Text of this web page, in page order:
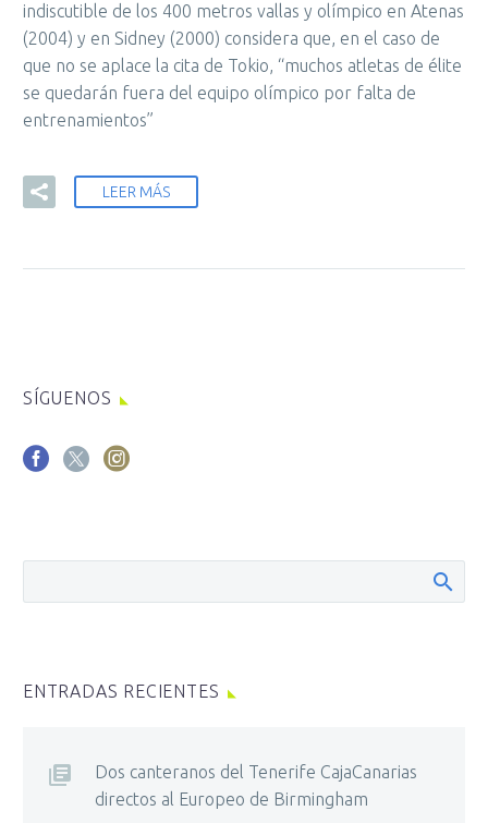
indiscutible de los 400 metros vallas y olímpico en Atenas
(2004) y en Sidney (2000) considera que, en el caso de
que no se aplace la cita de Tokio, “muchos atletas de élite
se quedarán fuera del equipo olímpico por falta de
entrenamientos”
LEER MÁS
SÍGUENOS
ENTRADAS RECIENTES
Dos canteranos del Tenerife CajaCanarias
directos al Europeo de Birmingham